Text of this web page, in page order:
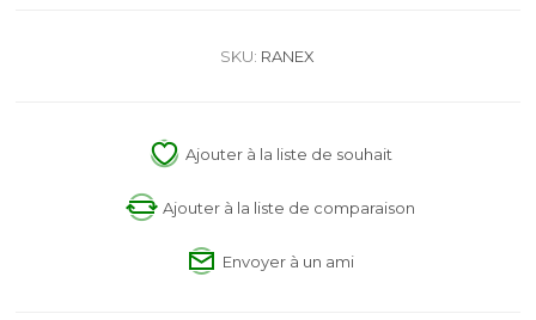
SKU: RANEX
Ajouter à la liste de souhait
Ajouter à la liste de comparaison
Envoyer à un ami